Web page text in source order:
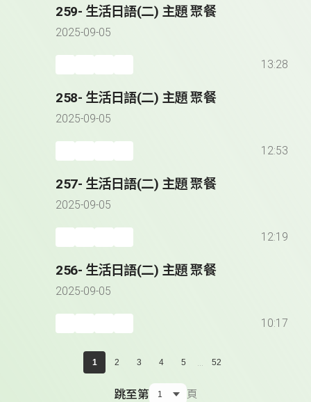
259- 生活日語(二) 主題 聚餐
2025-09-05
13:28
258- 生活日語(二) 主題 聚餐
2025-09-05
12:53
257- 生活日語(二) 主題 聚餐
2025-09-05
12:19
256- 生活日語(二) 主題 聚餐
2025-09-05
10:17
1 2 3 4 5 ... 52
跳至第 頁